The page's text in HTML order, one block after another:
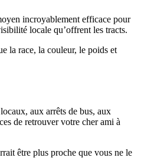
incroyablement efficace pour
locale qu’offrent les tracts.
la race, la couleur, le poids et
aux arrêts de bus, aux
de retrouver votre cher ami à
être plus proche que vous ne le